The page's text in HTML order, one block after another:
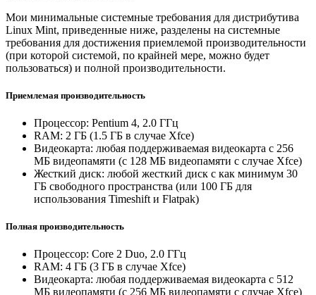
Мои минимальные системные требования для дистрибутива
Linux Mint, приведенные ниже, разделены на системные
требования для достижения приемлемой производительности
(при которой системой, по крайней мере, можно будет
пользоваться) и полной производительности.
Приемлемая производительность
Процессор: Pentium 4, 2.0 ГГц
RAM: 2 ГБ (1.5 ГБ в случае Xfce)
Видеокарта: любая поддерживаемая видеокарта с 256
МБ видеопамяти (с 128 МБ видеопамяти с случае Xfce)
Жесткий диск: любой жесткий диск с как минимум 30
ГБ свободного пространства (или 100 ГБ для
использования Timeshift и Flatpak)
Полная производительность
Процессор: Core 2 Duo, 2.0 ГГц
RAM: 4 ГБ (3 ГБ в случае Xfce)
Видеокарта: любая поддерживаемая видеокарта с 512
МБ видеопамяти (с 256 МБ видеопамяти с случае Xfce)